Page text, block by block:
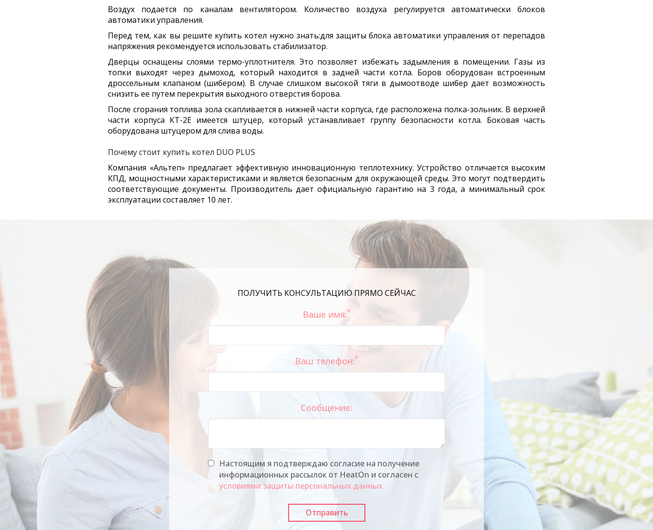
Воздух подается по каналам вентилятором. Количество воздуха регулируется автоматически блоков
автоматики управления.
Перед тем, как вы решите купить котел нужно знать:для защиты блока автоматики управления от перепадов
напряжения рекомендуется использовать стабилизатор.
Дверцы оснащены слоями термо-уплотнителя. Это позволяет избежать задымления в помещении. Газы из
топки выходят через дымоход, который находится в задней части котла. Боров оборудован встроенным
дроссельным клапаном (шибером). В случае слишком высокой тяги в дымоотводе шибер дает возможность
снизить ее путем перекрытия выходного отверстия борова.
После сгорания топлива зола скапливается в нижней части корпуса, где расположена полка-зольник. В верхней
части корпуса КТ-2Е имеется штуцер, который устанавливает группу безопасности котла. Боковая часть
оборудована штуцером для слива воды.
Почему стоит купить котел DUO PLUS
Компания «Альтеп» предлагает эффективную инновационную теплотехнику. Устройство отличается высоким
КПД, мощностными характеристиками и является безопасным для окружающей среды. Это могут подтвердить
соответствующие документы. Производитель дает официальную гарантию на 3 года, а минимальный срок
эксплуатации составляет 10 лет.
ПОЛУЧИТЬ КОНСУЛЬТАЦИЮ ПРЯМО СЕЙЧАС
Ваше имя:*
Ваш телефон:*
Сообщение:
Настоящим я подтверждаю согласие на получение
информационных рассылок от HeatOn и согласен с
условиями защиты персональных данных